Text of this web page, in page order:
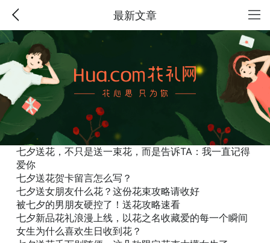
最新文章
七夕送花，不只是送一束花，而是告诉TA：我一直记得
爱你
七夕送花贺卡留言怎么写？
七夕送女朋友什么花？这份花束攻略请收好
被七夕的男朋友硬控了！送花攻略速看
七夕新品花礼浪漫上线，以花之名收藏爱的每一个瞬间
女生为什么喜欢生日收到花？